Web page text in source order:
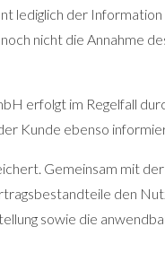
lediglich der
nicht die Annahme
erfolgt im Regelfall
Kunde ebenso
Gemeinsam mit
den
sowie die